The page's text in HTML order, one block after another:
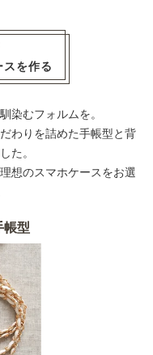
を作る
染むフォルムを。
わりを詰めた手帳型と背
た。
想のスマホケースをお選
帳型